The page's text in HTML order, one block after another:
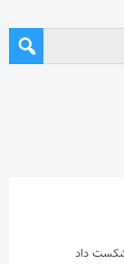
شکست داد